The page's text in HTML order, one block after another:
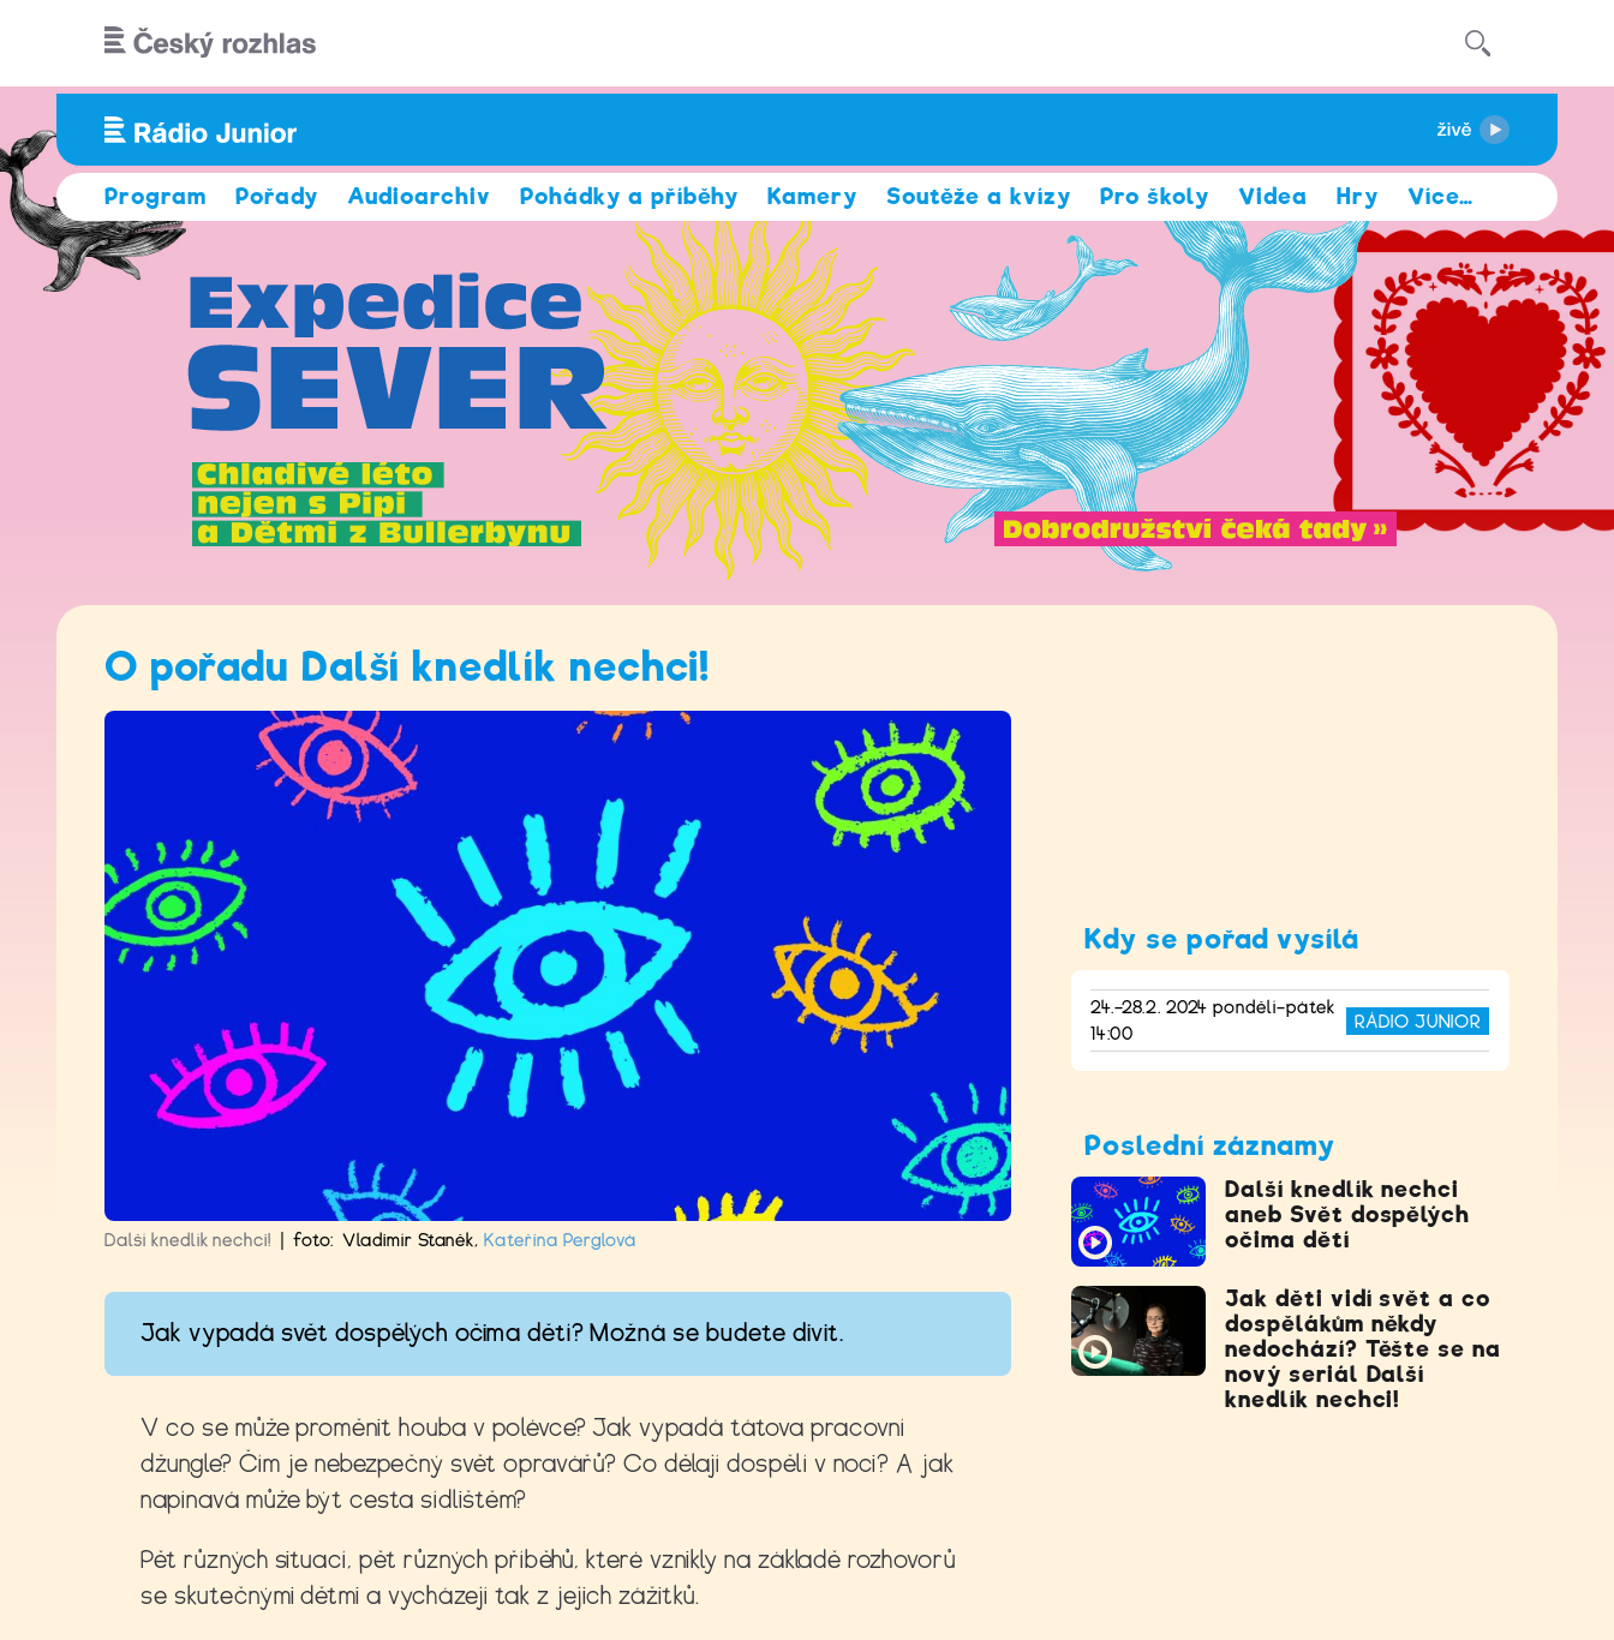
Program Pořady Audioarchiv Pohádky a příběhy Kamery Soutěže a kvízy Pro školy Videa Hry Více…
O pořadu Další knedlík nechci!
Další knedlík nechci! foto: Vladimír Staněk, Kateřina Perglová
Jak vypadá svět dospělých očima dětí? Možná se budete divit.
V co se může proměnit houba v polévce? Jak vypadá tátova pracovní
džungle? Čím je nebezpečný svět opravářů? Co dělají dospělí v noci? A jak
napínavá může být cesta sídlištěm?
Pět různých situací, pět různých příběhů, které vznikly na základě rozhovorů
se skutečnými dětmi a vycházejí tak z jejich zážitků.
Kdy se pořad vysílá
24.–28.2. 2024 pondělí–pátek
14:00
RÁDIO JUNIOR
Poslední záznamy
Další knedlík nechci
aneb Svět dospělých
očima dětí
Jak děti vidí svět a co
dospělákům někdy
nedochází? Těšte se na
nový seriál Další
knedlík nechci!